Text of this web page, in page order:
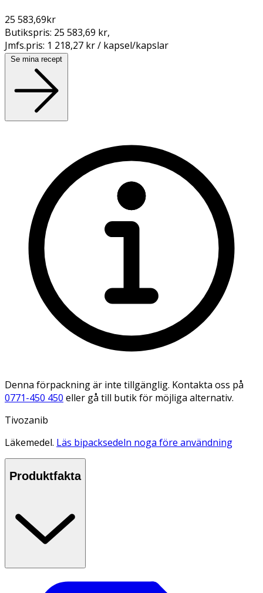
25 583,69kr
Butikspris: 25 583,69 kr,
Jmfs.pris: 1 218,27 kr / kapsel/kapslar
Se mina recept
Denna förpackning är inte tillgänglig. Kontakta oss på
0771-450 450 eller gå till butik för möjliga alternativ.
Tivozanib
Läkemedel. Läs bipacksedeln noga före användning
Produktfakta